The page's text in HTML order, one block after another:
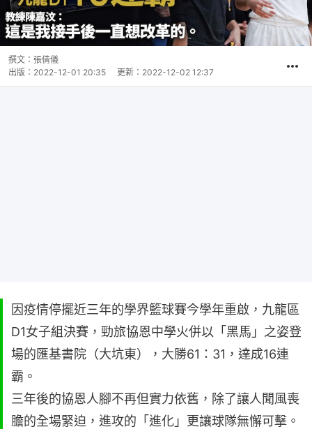
撰文： 張倩儀
出版： 2022-12-01 20:35 更新： 2022-12-02 12:37
因疫情停擺近三年的學界籃球賽今學年重啟，九龍區
D1女子組決賽，勁旅協恩中學火併以「黑馬」之姿登
場的匯基書院（大坑東），大勝61：31，達成16連
霸。
三年後的協恩人腳不再但實力依舊，除了讓人聞風喪
膽的全場緊迫，進攻的「進化」更讓球隊無懈可擊。